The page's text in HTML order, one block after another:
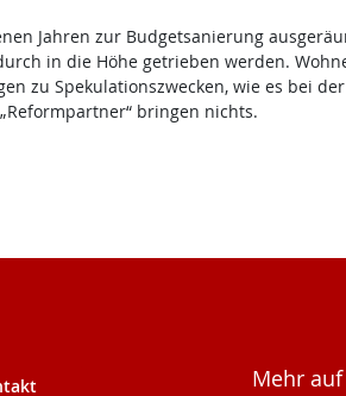
Jahren zur Budgetsanierung
in die Höhe getrieben werden.
zu Spekulationszwecken, wie es bei
bringen nichts.
Mehr